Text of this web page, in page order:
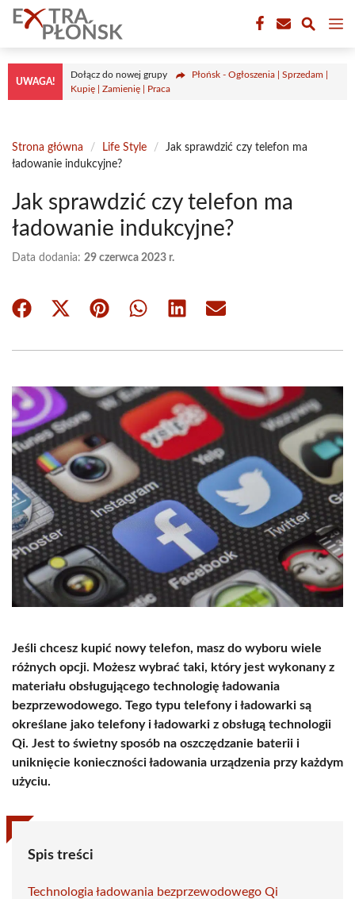
Przejdź
treści
UWAGA!
Dołącz do nowej grupy
Płońsk - Ogłoszenia | Sprzedam |
Kupię | Zamienię | Praca
Strona główna / Life Style /
Jak sprawdzić czy telefon ma
ładowanie indukcyjne?
Jak sprawdzić czy telefon ma
ładowanie indukcyjne?
Data dodania: 29 czerwca 2023 r.
Share
Share
(Twitter)
Share Share Share Share
Jeśli chcesz kupić nowy telefon, masz do wyboru wiele
różnych opcji. Możesz wybrać taki, który jest wykonany z
materiału obsługującego technologię ładowania
bezprzewodowego. Tego typu telefony i ładowarki są
określane jako telefony i ładowarki z obsługą technologii
Qi. Jest to świetny sposób na oszczędzanie baterii i
uniknięcie konieczności ładowania urządzenia przy każdym
użyciu.
Spis treści
Technologia ładowania bezprzewodowego Qi